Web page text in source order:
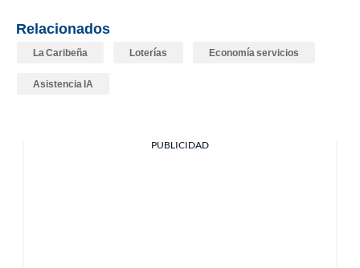
Relacionados
La Caribeña Loterías Economía servicios
Asistencia IA
PUBLICIDAD